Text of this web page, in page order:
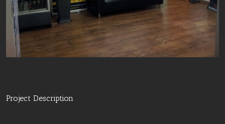
Project Description